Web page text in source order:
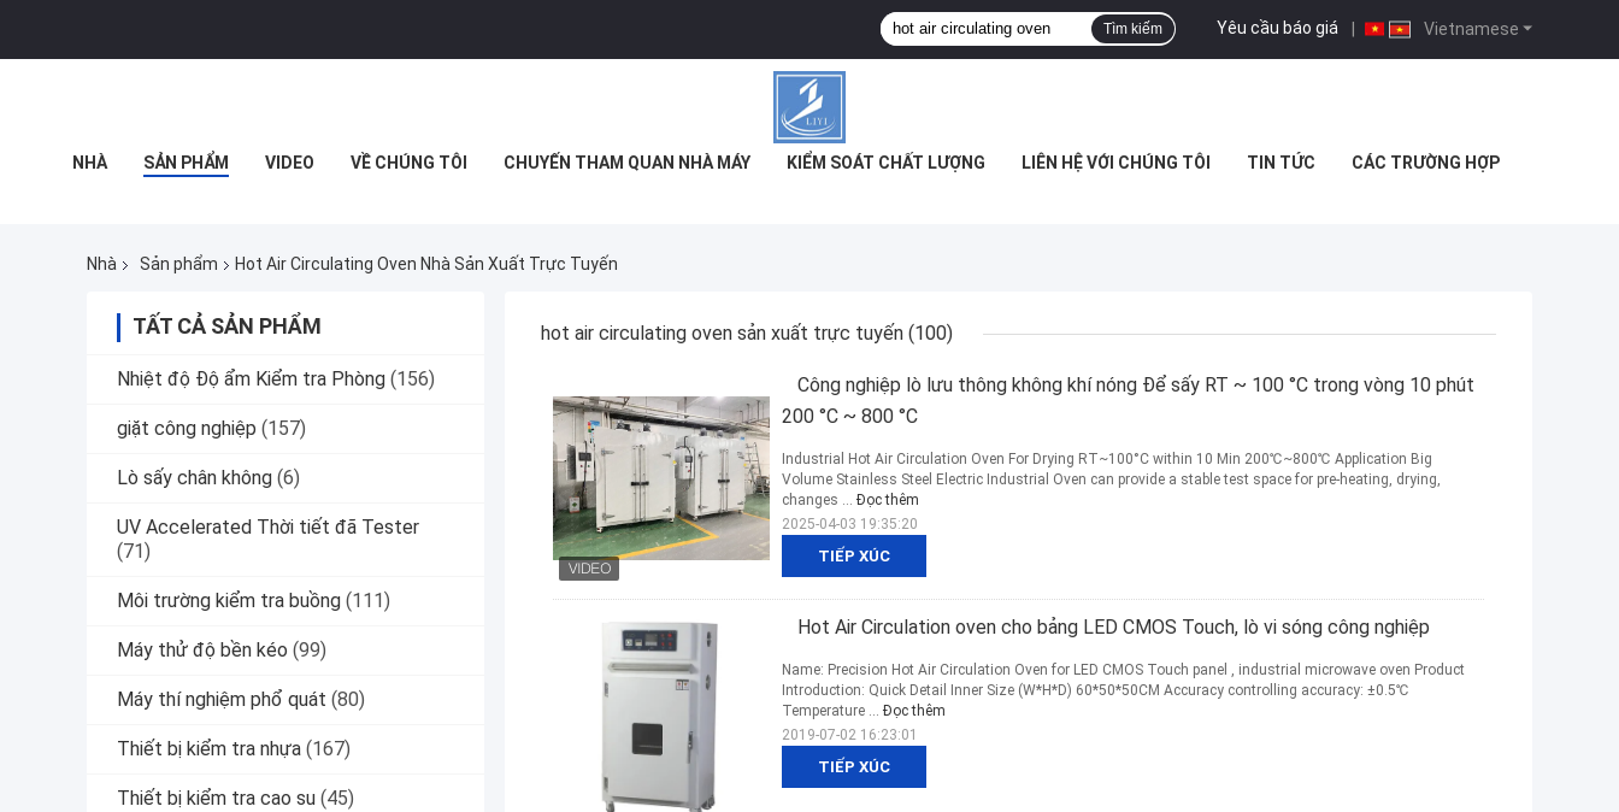
Vietnamese
Yêu cầu báo giá |
Tìm kiếm
NHÀ SẢN PHẨM VIDEO VỀ CHÚNG TÔI CHUYẾN THAM QUAN NHÀ MÁY KIỂM SOÁT CHẤT LƯỢNG LIÊN HỆ VỚI CHÚNG TÔI TIN TỨC CÁC TRƯỜNG HỢP
Nhà Sản phẩm Hot Air Circulating Oven Nhà Sản Xuất Trực Tuyến
TẤT CẢ SẢN PHẨM
Nhiệt độ Độ ẩm Kiểm tra Phòng (156)
giặt công nghiệp (157)
Lò sấy chân không (6)
UV Accelerated Thời tiết đã Tester
(71)
Môi trường kiểm tra buồng (111)
Máy thử độ bền kéo (99)
Máy thí nghiệm phổ quát (80)
Thiết bị kiểm tra nhựa (167)
Thiết bị kiểm tra cao su (45)
hot air circulating oven sản xuất trực tuyến (100)
Công nghiệp lò lưu thông không khí nóng Để sấy RT ~ 100 °C trong vòng 10 phút
200 °C ~ 800 °C
TIẾP XÚC
Industrial Hot Air Circulation Oven For Drying RT~100°C within 10 Min 200℃~800℃ Application Big
Volume Stainless Steel Electric Industrial Oven can provide a stable test space for pre-heating, drying,
changes ... Đọc thêm
2025-04-03 19:35:20
Hot Air Circulation oven cho bảng LED CMOS Touch, lò vi sóng công nghiệp
TIẾP XÚC
Name: Precision Hot Air Circulation Oven for LED CMOS Touch panel , industrial microwave oven Product
Introduction: Quick Detail Inner Size (W*H*D) 60*50*50CM Accuracy controlling accuracy: ±0.5℃
Temperature ... Đọc thêm
2019-07-02 16:23:01